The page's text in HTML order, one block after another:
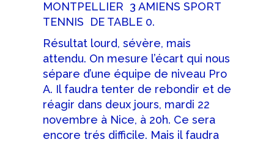
MONTPELLIER 3 AMIENS SPORT
TENNIS DE TABLE 0.
Résultat lourd, sévère, mais
attendu. On mesure l’écart qui nous
sépare d’une équipe de niveau Pro
A. Il faudra tenter de rebondir et de
réagir dans deux jours, mardi 22
novembre à Nice, à 20h. Ce sera
encore trés difficile. Mais il faudra